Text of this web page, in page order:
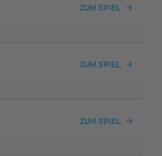
ZUM SPIEL
ZUM SPIEL
ZUM SPIEL